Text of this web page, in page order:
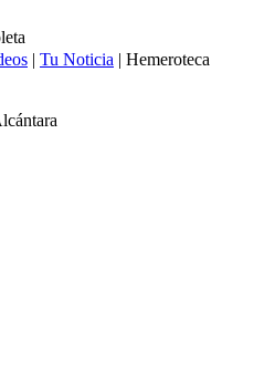
| Tu Noticia | Hemeroteca